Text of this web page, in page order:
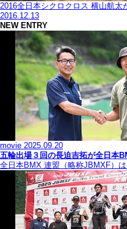
2016全日本シクロクロス 横山航太
2016.12.13
NEW ENTRY
movie 2025.09.20
五輪出場３回の長迫吉拓が全日本
全日本BMX 連盟（略称JBMXF）